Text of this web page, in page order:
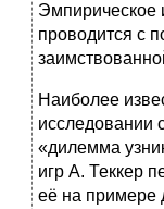
Эмпирическое
проводится с
Наиболее
исследовании
«дилемма
игр А. Теккер
её на примере